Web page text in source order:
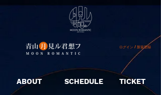
ログイン / 新規登録
ABOUT SCHEDULE TICKET